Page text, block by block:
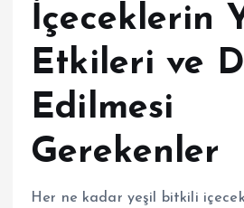
İçeceklerin
Etkileri ve
Edilmesi
Gerekenler
Her ne kadar yeşil bitkili